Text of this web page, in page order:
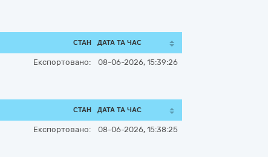
СТАН ДАТА ТА ЧАС
Експортовано: 08-06-2026, 15:39:26
СТАН ДАТА ТА ЧАС
Експортовано: 08-06-2026, 15:38:25